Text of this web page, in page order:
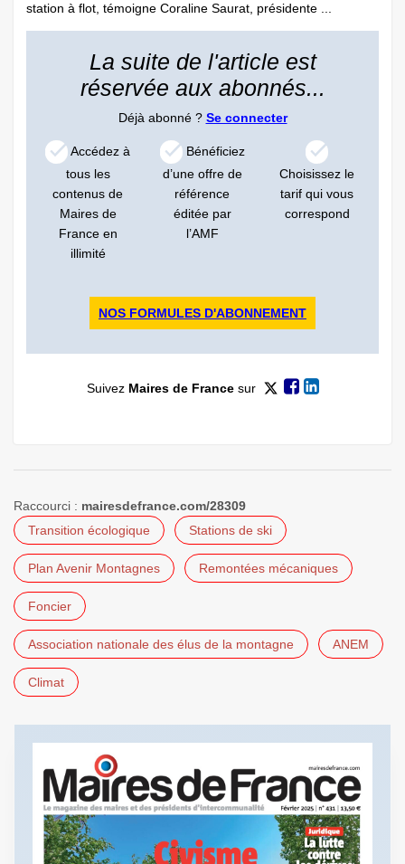
station à flot, témoigne Coraline Saurat, présidente ...
La suite de l'article est
réservée aux abonnés...
Déjà abonné ? Se connecter
Accédez à
tous les
contenus de
Maires de
France en
illimité
Bénéficiez
d’une offre de
référence
éditée par
l’AMF
Choisissez le
tarif qui vous
correspond
NOS FORMULES D'ABONNEMENT
Suivez Maires de Francesur
Raccourci : mairesdefrance.com/28309
Transition écologique
Stations de ski
Plan Avenir Montagnes Remontées mécaniques
Foncier
Association nationale des élus de la montagne ANEM
Climat